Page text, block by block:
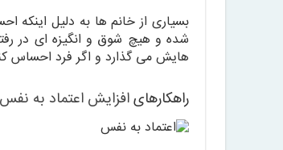
بسیاری از خانم ها به دلیل اینکه
شده و هیچ شوق و انگیزه ای در
هایش می گذارد و اگر فرد احساس
راهکارهایافزایش اعتماد به نفس